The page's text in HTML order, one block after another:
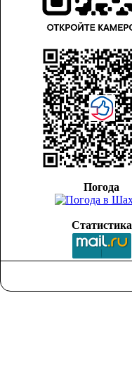
Погода
Статистика